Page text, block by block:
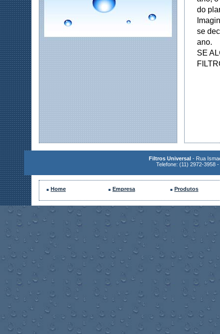
do
se
ano.
SE
Filtros Universal - Rua
Telefone: (11) 2972-3958 -
Home Empresa Produtos